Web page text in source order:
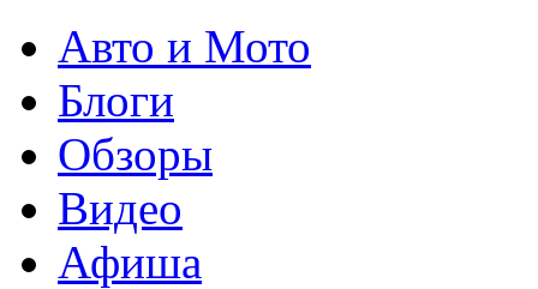
Авто и Мото
Блоги
Обзоры
Видео
Афиша